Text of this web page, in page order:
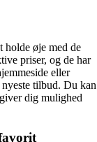
øje med de
priser, og de har
eller
tilbud. Du kan
dig mulighed